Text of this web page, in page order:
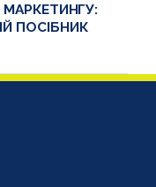
ПОСІБНИК